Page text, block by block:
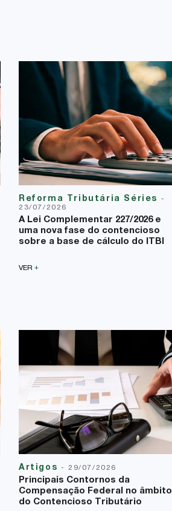
Reforma Tributária Séries
-
23/07/2026
A Lei Complementar 227/2026 e
uma nova fase do contencioso
sobre a base de cálculo do ITBI
VER +
Artigos - 29/07/2026
Principais Contornos da
Compensação Federal no âmbito
do Contencioso Tributário